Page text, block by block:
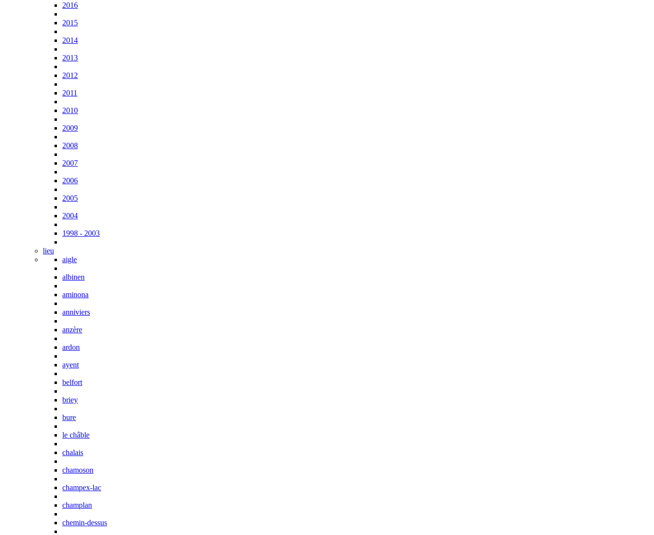
2016
2015
2014
2013
2012
2011
2010
2009
2008
2007
2006
2005
2004
1998 - 2003
lieu
aigle
albinen
aminona
anniviers
anzère
ardon
ayent
belfort
briey
bure
le châble
chalais
chamoson
champex-lac
champlan
chemin-dessus